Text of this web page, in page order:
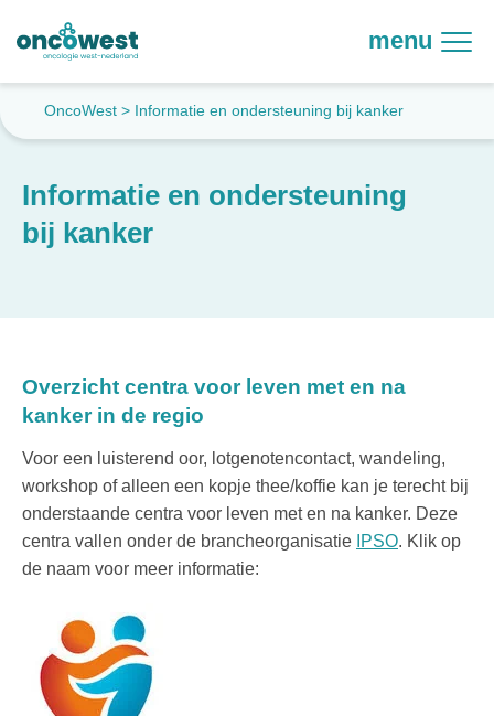
menu
OncoWest > Informatie en ondersteuning bij kanker
Informatie en ondersteuning
bij kanker
Overzicht centra voor leven met en na
kanker in de regio
Voor een luisterend oor, lotgenotencontact, wandeling,
workshop of alleen een kopje thee/koffie kan je terecht bij
onderstaande centra voor leven met en na kanker. Deze
centra vallen onder de brancheorganisatie IPSO. Klik op
de naam voor meer informatie: